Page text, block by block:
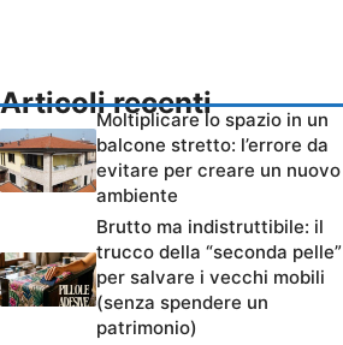
Articoli recenti
Moltiplicare lo spazio in un
balcone stretto: l’errore da
evitare per creare un nuovo
ambiente
Brutto ma indistruttibile: il
trucco della “seconda pelle”
per salvare i vecchi mobili
(senza spendere un
patrimonio)